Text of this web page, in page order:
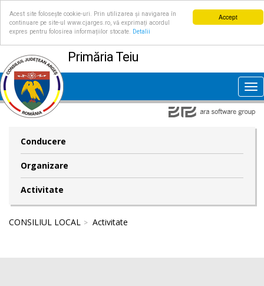
Accept
Acest site folosește cookie-uri. Prin utilizarea și navigarea în
continuare pe site-ul www.cjarges.ro, vă exprimați acordul
expres pentru folosirea informațiilor stocate.
Detalii
Primăria Teiu
Conducere
Organizare
Activitate
CONSILIUL LOCAL Activitate